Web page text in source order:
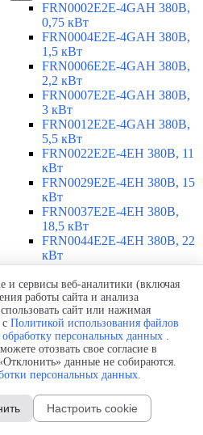
FRN0002E2E-4GAH 380В,
0,75 кВт
FRN0004E2E-4GAH 380В,
1,5 кВт
FRN0006E2E-4GAH 380В,
2,2 кВт
FRN0007E2E-4GAH 380В,
3 кВт
FRN0012E2E-4GAH 380В,
5,5 кВт
FRN0022E2E-4EH 380В, 11
кВт
FRN0029E2E-4EH 380В, 15
кВт
FRN0037E2E-4EH 380В,
18,5 кВт
FRN0044E2E-4EH 380В, 22
кВт
кВт
FRN0072E2E-4EH 380В, 37
кВт
FRN0085E2E-4EH 380В, 45
кВт
FRN0105E2E-4EH 380В, 55
кВт
FRN0139E2E-4EH 380В, 75
сервисы веб-аналитики (включая
работы сайта и анализа
сайт или нажимая
Политикой использования файлов
обработку персональных данных .
отозвать свое согласие в
данные не собираются.
персональных данных.
Настроить cookie